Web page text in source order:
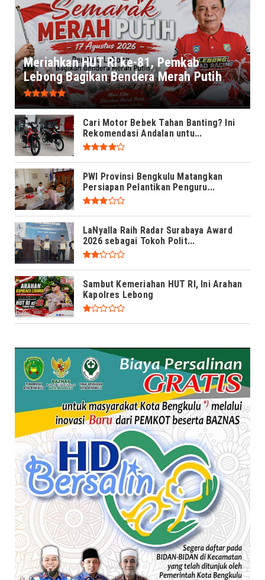
Meriahkan HUT RI ke-81, Pemkab
Lebong Bagikan Bendera Merah Putih
Cari Motor Bebek Tahan Banting? Ini
Rekomendasi Andalan untu...
PWI Provinsi Bengkulu Matangkan
Persiapan Pelantikan Penguru...
LaNyalla Raih Radar Surabaya Award
2026 sebagai Tokoh Polit...
Sambut Kemeriahan HUT RI, Ini Arahan
Kapolres Lebong